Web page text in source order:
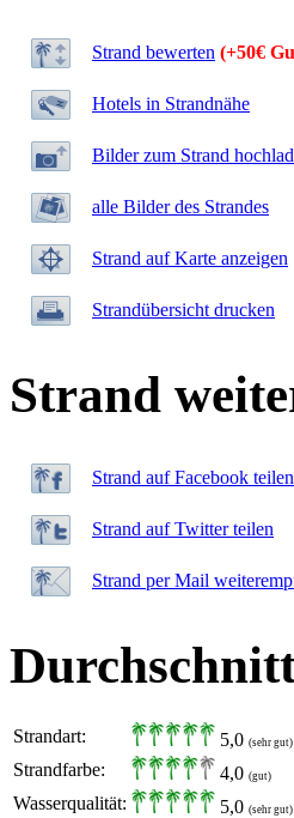
Strand bewerten (+50€
Hotels in Strandnähe
Bilder zum Strand
alle Bilder des Strandes
Strand auf Karte anzeigen
Strandübersicht drucken
Strand
Strand auf Facebook teilen
Strand auf Twitter teilen
Strand per Mail
Strandart: 5,0 (sehr gut)
Strandfarbe: 4,0 (gut)
Wasserqualität: 5,0 (sehr gut)